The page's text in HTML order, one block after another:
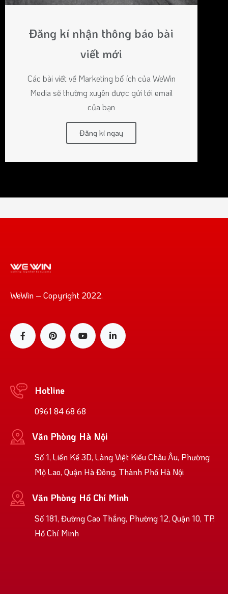
Đăng kí nhận thông báo bài
viết mới
Các bài viết về Marketing bổ ích của WeWin
Media sẽ thường xuyên được gửi tới email
của bạn
Đăng kí ngay
WeWin – Copyright 2022.
Hotline
0961 84 68 68
Văn Phòng Hà Nội
Số 1, Liền Kề 3D, Làng Việt Kiều Châu Âu, Phường
Mộ Lao, Quận Hà Đông, Thành Phố Hà Nội
Văn Phòng Hồ Chí Minh
Số 181, Đường Cao Thắng, Phường 12, Quận 10, TP.
Hồ Chí Minh